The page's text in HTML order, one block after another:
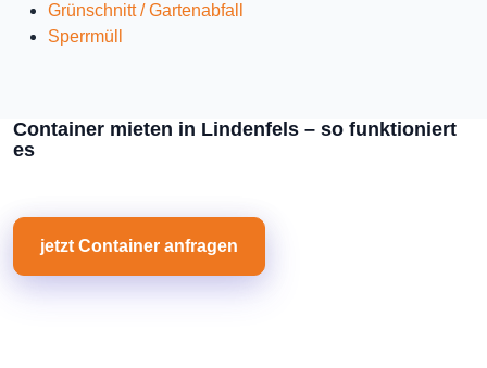
Grünschnitt / Gartenabfall
Sperrmüll
Container mieten in Lindenfels – so funktioniert
es
jetzt Container anfragen